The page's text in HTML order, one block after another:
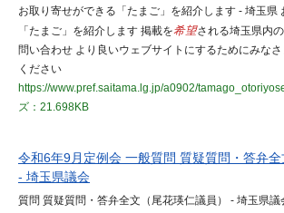
お取り寄せができる「たまご」を紹介します - 埼玉県
「たまご」を紹介します 掲載を希望される埼玉県内
問い合わせ より良いウェブサイトにするためにみな
ください
https://www.pref.saitama.lg.jp/a0902/
ズ：21.698KB
令和6年9月定例会 一般質問 質疑質問・答弁全
- 埼玉県議会
質問 質疑質問・答弁全文（尾花瑛仁議員） - 埼玉県